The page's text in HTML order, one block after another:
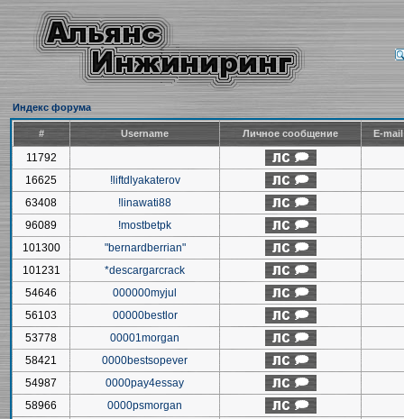
Индекс форума
# Username Личное сообщение E-
11792
16625
!liftdlyakaterov
63408
!linawati88
96089
!mostbetpk
101300
"bernardberrian"
101231
*descargarcrack
54646
000000myjul
56103
00000bestlor
53778
00001morgan
58421
0000bestsopever
54987
0000pay4essay
58966
0000psmorgan